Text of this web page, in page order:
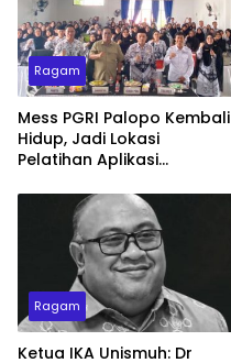
Ragam
Mess PGRI Palopo Kembali
Hidup, Jadi Lokasi
Pelatihan Aplikasi
Ragam
Ketua IKA Unismuh: Dr